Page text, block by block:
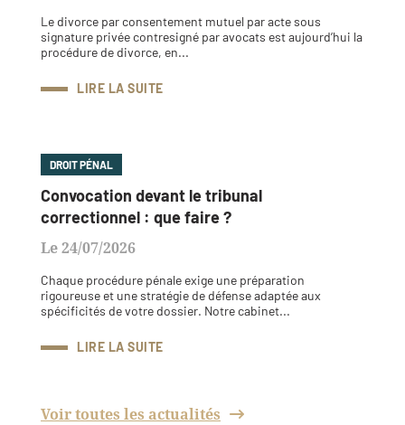
Le divorce par consentement mutuel par acte sous
signature privée contresigné par avocats est aujourd’hui la
procédure de divorce, en...
LIRE LA SUITE
DROIT PÉNAL
Convocation devant le tribunal
correctionnel : que faire ?
Le 24/07/2026
Chaque procédure pénale exige une préparation
rigoureuse et une stratégie de défense adaptée aux
spécificités de votre dossier. Notre cabinet...
LIRE LA SUITE
Voir toutes les actualités